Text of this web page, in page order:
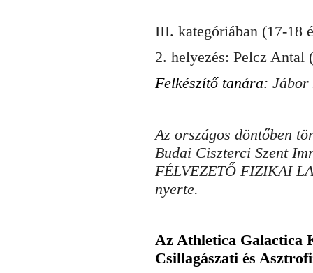
III. kategóriában (17-18
2. helyezés: Pelcz Antal
Felkészítő tanára: Jábor
Az országos döntőben
Budai Ciszterci Szent
FÉLVEZETŐ FIZIKAI
nyerte.
Az Athletica Galactica
Csillagászati és